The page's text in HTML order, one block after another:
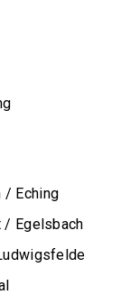
/ Eching
/ Egelsbach